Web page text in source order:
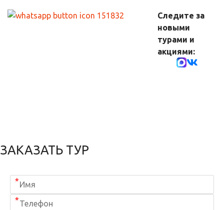
Следите за
новыми
турами и
акциями:
ЗАКАЗАТЬ ТУР
*
*